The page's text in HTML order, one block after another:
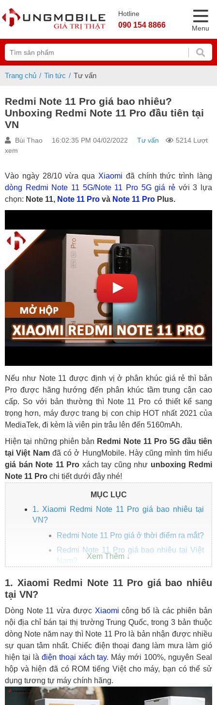
Hotline
090 154 8866 Menu
Trang chủ Tin tức Tư vấn
Redmi Note 11 Pro giá bao nhiêu?
Unboxing Redmi Note 11 Pro đầu tiên tại
VN
Bùi Thao 16:02:35 PM 04/02/2022 Tư vấn
5214 Lượt
xem
Vào ngày 28/10 vừa qua Xiaomi đã chính thức trình làng
dòng Redmi Note 11 5G/Note 11 Pro 5G giá rẻ với 3 lựa
chọn: Note 11, Note 11 Pro và Note 11 Pro Plus.
Nếu như Note 11 được định vị ở phân khúc giá rẻ thì bản
Pro được hãng hướng đến phân khúc tầm trung cận cao
cấp. So với bản thường thì Note 11 Pro có thiết kế sang
trọng hơn, máy được trang bị con chip HOT nhất 2021 của
MediaTek, đi kèm là viên pin trâu lên đến 5160mAh.
Hiện tại những phiên bản Redmi Note 11 Pro 5G đầu tiên
tại Việt Namđã có ở HungMobile. Hày cũng mình tìm hiểu
giá bán Note 11 Pro xách tay cũng như unboxing Redmi
Note 11 Pro chi tiết dưới đây nhé!
MỤC LỤC
1. Xiaomi Redmi Note 11 Pro giá bao nhiêu tại
VN?
Redmi Note 11 Pro giá ở thời điểm ra mắt?
Redmi Note 11 Pro giá bao nhiêu tại Việt
Nam?
1. Xiaomi Redmi Note 11 Pro giá bao nhiêu
tại VN?
Dòng Note 11 vừa được Xiaomi công bố là các phiên bản
nội địa chỉ bán tại thị trường Trung Quốc, trong 3 bản thuộc
dòng Note năm nay thì Note 11 Pro là bản nhận được nhiều
sự quan tâm nhất. Chiếc điện thoại đang làm mưa làm gió
hiện tại là điện thoại xách tay. Máy mới 100%, nguyên Seal
hộp và hiện đã có ROM tiếng Việt cho máy, bạn có thể sử
dụng tương tự máy chính hãng.